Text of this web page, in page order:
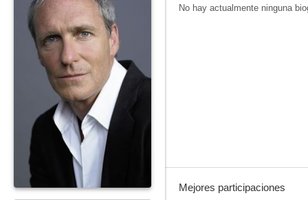
No hay actualmente ninguna
Mejores participaciones